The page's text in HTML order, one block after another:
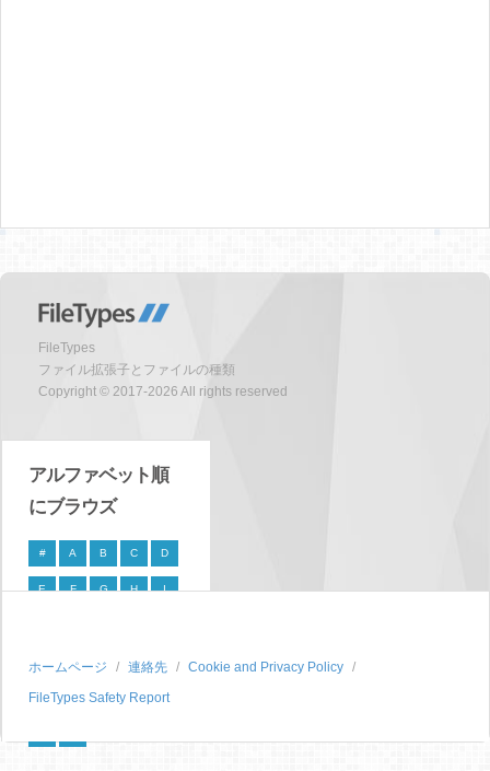
FileTypes
ファイル拡張子とファイルの種類
Copyright © 2017-2026 All rights reserved
アルファベット順
にブラウズ
# A B C D
E F G H I
P Q R S
T U V W X
ホームページ 連絡先
Cookie and Privacy Policy
FileTypes Safety Report